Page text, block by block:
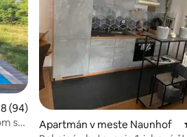
31
ohodnotenie 4,98 z 5, počet
(94)
s
Apartmán v meste Naunhof